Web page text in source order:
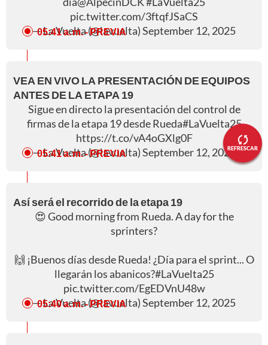
REFRESCAR
pic.twitter.com/3ftqfJSaCS
— La Vuelta (@lavuelta)September 12, 2025
05:41 a. m.- PREVIA
VEA EN VIVO LA PRESENTACIÓN DE EQUIPOS
ANTES DE LA ETAPA 19
Sigue en directo la presentación del control de
firmas de la etapa 19 desde Rueda#LaVuelta25
https://t.co/vA4oGXlg0F
— La Vuelta (@lavuelta)September 12, 2025
05:41 a. m.- PREVIA
Así será el recorrido de la etapa 19
😍 Good morning from Rueda. A day for the
sprinters?
🙌 ¡Buenos días desde Rueda! ¿Día para el sprint... O
llegarán los abanicos?#LaVuelta25
pic.twitter.com/EgEDVnU48w
— La Vuelta (@lavuelta)September 12, 2025
05:40 a. m.- PREVIA